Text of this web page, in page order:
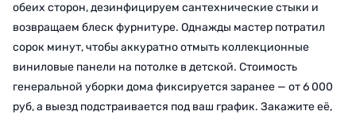
обеих сторон, дезинфицируем сантехнические стыки и
возвращаем блеск фурнитуре. Однажды мастер потратил
сорок минут, чтобы аккуратно отмыть коллекционные
виниловые панели на потолке в детской. Стоимость
генеральной уборки дома фиксируется заранее — от 6 000
руб, а выезд подстраивается под ваш график. Закажите её,